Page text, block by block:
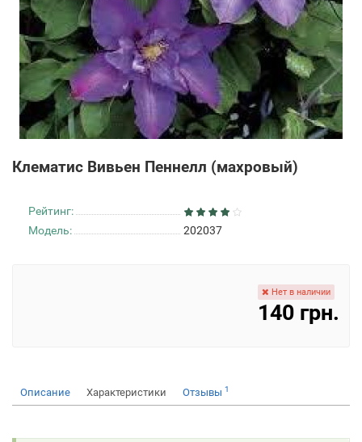
Клематис Вивьен Пеннелл (махровый)
Рейтинг:
Модель:
202037
Нет в наличии
140 грн.
Описание Характеристики Отзывы 1